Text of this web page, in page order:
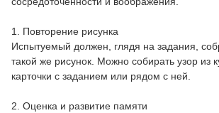
1. Повторение рисунка
Испытуемый должен, глядя на задания,
такой же рисунок. Можно собирать узор из
карточки с заданием или рядом с ней.
2. Оценка и развитие памяти